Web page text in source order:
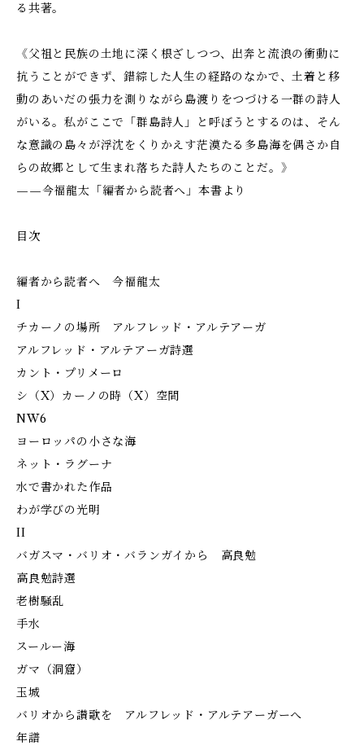
る共著。
《父祖と民族の土地に深く根ざしつつ、出奔と流浪の衝動に
抗うことができず、錯綜した人生の経路のなかで、土着と移
動のあいだの張力を測りながら島渡りをつづける一群の詩人
がいる。私がここで「群島詩人」と呼ぼうとするのは、そん
な意識の島々が浮沈をくりかえす茫漠たる多島海を偶さか自
らの故郷として生まれ落ちた詩人たちのことだ。》
——今福龍太「編者から読者へ」本書より
目次
編者から読者へ 今福龍太
I
チカーノの場所 アルフレッド・アルテアーガ
アルフレッド・アルテアーガ詩選
カント・プリメーロ
シ（X）カーノの時（X）空間
NW6
ヨーロッパの小さな海
ネット・ラグーナ
水で書かれた作品
わが学びの光明
II
バガスマ・バリオ・バランガイから 高良勉
高良勉詩選
老樹騒乱
手水
スールー海
ガマ（洞窟）
玉城
バリオから讃歌を アルフレッド・アルテアーガーへ
年譜